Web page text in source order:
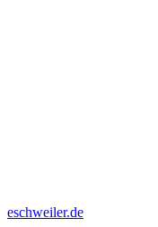
eschweiler.de